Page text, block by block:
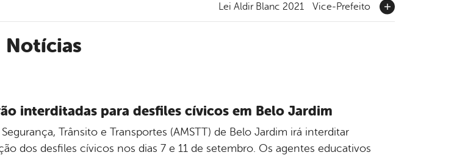
Lei Aldir Blanc 2021 Vice-Prefeito
Notícias
interditadas para desfiles cívicos em Belo Jardim
Trânsito e Transportes (AMSTT) de Belo Jardim irá interditar
dos desfiles cívicos nos dias 7 e 11 de setembro. Os agentes educativos